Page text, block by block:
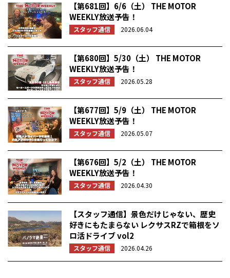
【第681回】6/6（土） THE MOTOR
WEEKLY放送予告！
スタッフ通信 2026.06.04
【第680回】5/30（土） THE MOTOR
WEEKLY放送予告！
スタッフ通信 2026.05.28
【第677回】5/9（土） THE MOTOR
WEEKLY放送予告！
スタッフ通信 2026.05.07
【第676回】5/2（土） THE MOTOR
WEEKLY放送予告！
スタッフ通信 2026.04.30
【スタッフ通信】景色だけじゃない、歴史
好きにもたまらない レクサスRZで箱根をソ
ロ活ドライブ vol2
スタッフ通信 2026.04.26